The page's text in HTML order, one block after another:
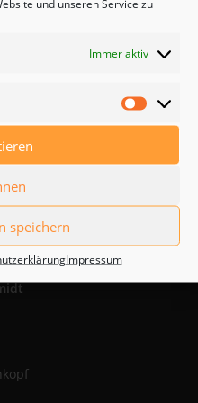
und unseren Service zu
Immer aktiv
speichern
Impressum